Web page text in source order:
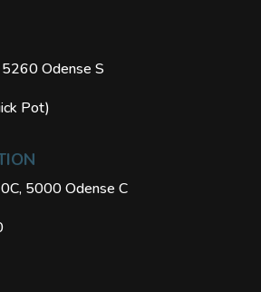
Odense S
Pot)
5000 Odense C